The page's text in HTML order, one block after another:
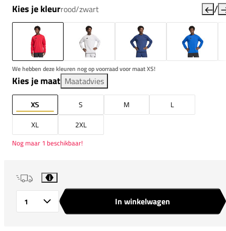
Kies je kleurrood/zwart /
We hebben deze kleuren nog op voorraad voor maat XS!
Kies je maat Maatadvies
XS S M
L
XL
2XL
Nog maar 1 beschikbaar!
i
In winkelwagen